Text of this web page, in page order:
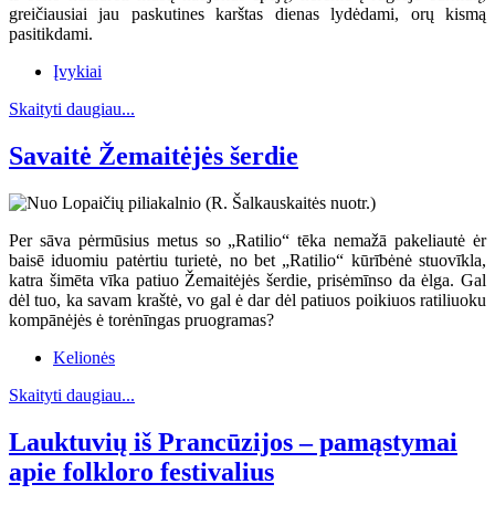
greičiausiai jau paskutines karštas dienas lydėdami, orų kismą
pasitikdami.
Įvykiai
Skaityti daugiau...
Savaitė Žemaitėjės šerdie
Per sāva pėrmūsius metus so „Ratilio“ tēka nemažā pakeliautė ėr
baisē iduomiu patėrtiu turietė, no bet „Ratilio“ kūrībėnė stuovīkla,
katra šimēta vīka patiuo Žemaitėjės šerdie, prisėmīnso da ėlga. Gal
dėl tuo, ka savam kraštė, vo gal ė dar dėl patiuos poikiuos ratiliuoku
kompānėjės ė torėnīngas pruogramas?
Kelionės
Skaityti daugiau...
Lauktuvių iš Prancūzijos – pamąstymai
apie folkloro festivalius